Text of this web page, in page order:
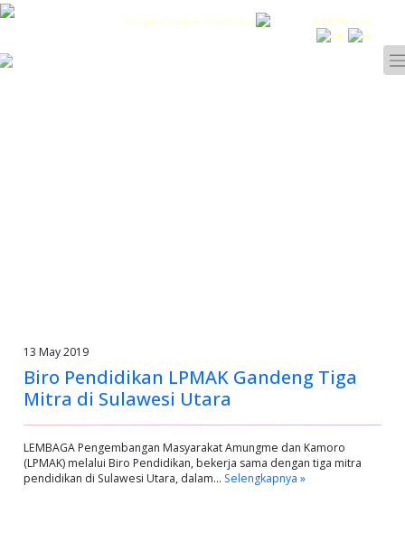
Pengelola Dana Kemitraan Pilih Bahasa :
13 May 2019
Biro Pendidikan LPMAK Gandeng Tiga
Mitra di Sulawesi Utara
LEMBAGA Pengembangan Masyarakat Amungme dan Kamoro
(LPMAK) melalui Biro Pendidikan, bekerja sama dengan tiga mitra
pendidikan di Sulawesi Utara, dalam… Selengkapnya »